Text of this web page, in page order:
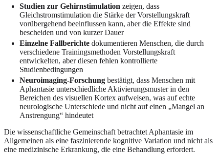
Studien zur Gehirnstimulation zeigen, dass
Gleichstromstimulation die Stärke der Vorstellungskraft
vorübergehend beeinflussen kann, aber die Effekte sind
bescheiden und von kurzer Dauer
Einzelne Fallberichte dokumentieren Menschen, die durch
verschiedene Trainingsmethoden Vorstellungskraft
entwickelten, aber diesen fehlen kontrollierte
Studienbedingungen
Neuroimaging-Forschung bestätigt, dass Menschen mit
Aphantasie unterschiedliche Aktivierungsmuster in den
Bereichen des visuellen Kortex aufweisen, was auf echte
neurologische Unterschiede und nicht auf einen „Mangel an
Anstrengung“ hindeutet
Die wissenschaftliche Gemeinschaft betrachtet Aphantasie im
Allgemeinen als eine faszinierende kognitive Variation und nicht als
eine medizinische Erkrankung, die eine Behandlung erfordert.